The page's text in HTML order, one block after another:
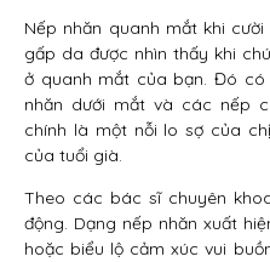
Nếp nhăn quanh mắt khi
gấp da được nhìn thấy khi
ở quanh mắt của bạn. Đó
nhăn dưới mắt và các nếp
chính là một nỗi lo sợ của
của tuổi già.
Theo các bác sĩ chuyên
động. Dạng nếp nhăn xuất
hoặc biểu lộ cảm xúc vui